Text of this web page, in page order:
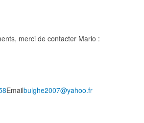
merci de contacter Mario :
Emailbulghe2007@yahoo.fr